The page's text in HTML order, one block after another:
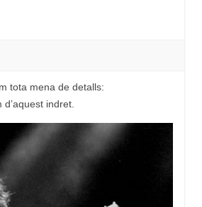
tota mena de detalls:
indret.